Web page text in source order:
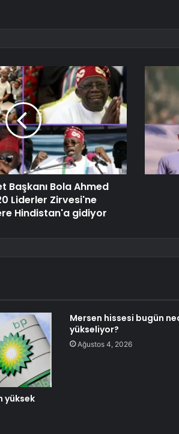
Başkanı Bola Ahmed
Liderler Zirvesi'ne
Hindistan'a gidiyor
yüksek
Mersen hissesi bugün
yükseliyor?
Ağustos 4, 2026